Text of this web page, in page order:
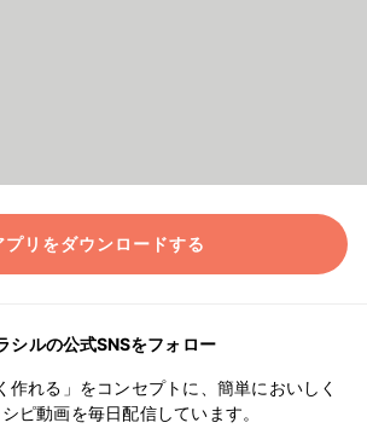
プリをダウンロードする
シルの公式SNSをフォロー
作れる」をコンセプトに、簡単においしく
ピ動画を毎日配信しています。